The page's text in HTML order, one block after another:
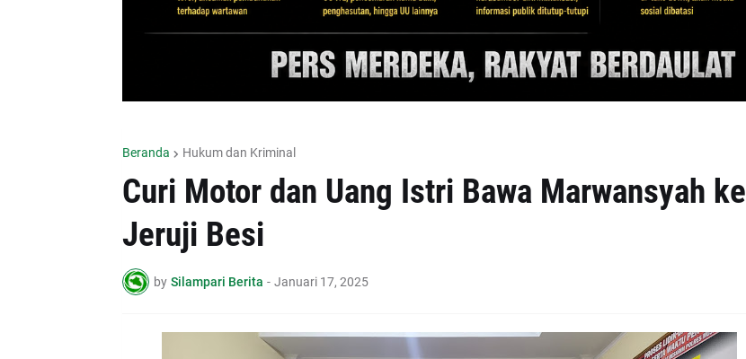
Beranda Hukum dan Kriminal
Curi Motor dan Uang Istri Bawa Marwansyah ke
Jeruji Besi
by Silampari Berita - Januari 17, 2025